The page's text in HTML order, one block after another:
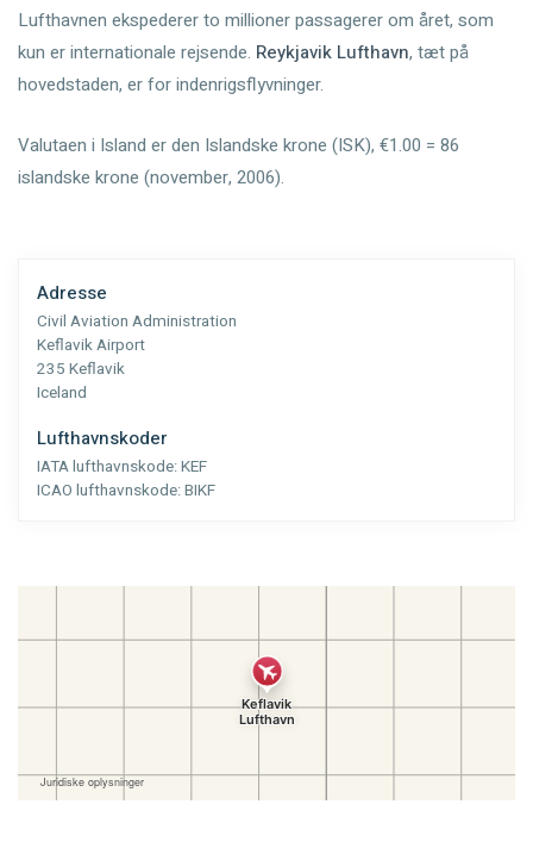
Lufthavnen ekspederer to millioner passagerer om året, som
kun er internationale rejsende. Reykjavik Lufthavn, tæt på
hovedstaden, er for indenrigsflyvninger.
Valutaen i Island er den Islandske krone (ISK), €1.00 = 86
islandske krone (november, 2006).
Adresse
Civil Aviation Administration
Keflavik Airport
235 Keflavik
Iceland
Lufthavnskoder
IATA lufthavnskode:KEF
ICAO lufthavnskode:BIKF